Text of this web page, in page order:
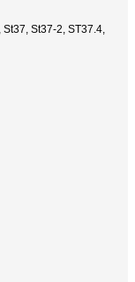
St37, St37-2, ST37.4,